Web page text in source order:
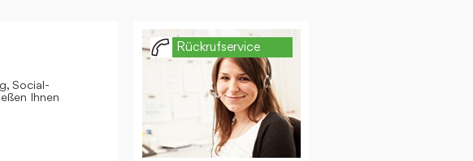
Social-
Ihnen
Rückrufservice